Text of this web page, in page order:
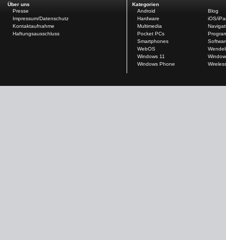
Über uns
Presse
Impressum/Datenschutz
Kontaktaufnahme
Haftungsausschluss
Kategorien
Android
Blog
Hardware
iOS/
Multimedia
Pocket PCs
Smartphones
WebOS
Windows 11
Windows Phone